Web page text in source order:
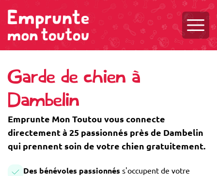
Garde de chien à
Dambelin
Emprunte Mon Toutou vous connecte
directement à 25 passionnés près de Dambelin
qui prennent soin de votre chien gratuitement.
Des bénévoles passionnés s'occupent de votre